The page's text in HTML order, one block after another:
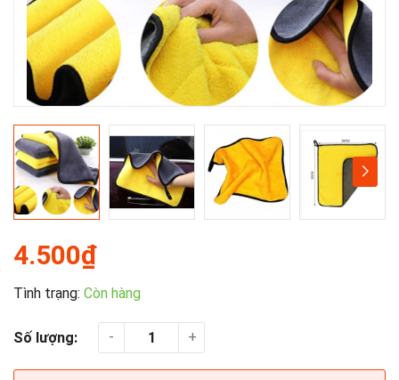
4.500₫
Tình trạng: Còn hàng
Số lượng: - +